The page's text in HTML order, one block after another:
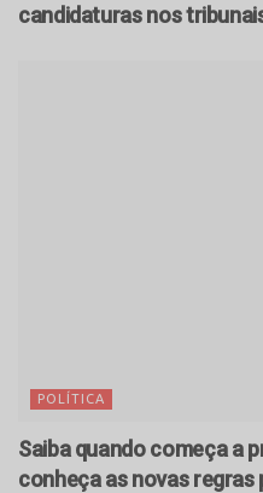
candidaturas nos
POLÍTICA
Saiba quando começa a
conheça as novas regras